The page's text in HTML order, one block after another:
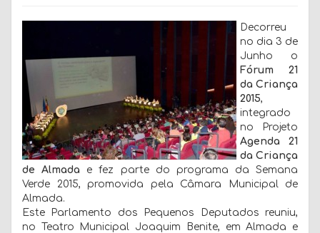
Decorreu
no dia 3 de
Junho o
Fórum 21
da Criança
2015,
integrado
no Projeto
Agenda 21
da Criança
de Almada e fez parte do programa da Semana
Verde 2015, promovida pela Câmara Municipal de
Almada.
Este Parlamento dos Pequenos Deputados reuniu,
no Teatro Municipal Joaquim Benite, em Almada e